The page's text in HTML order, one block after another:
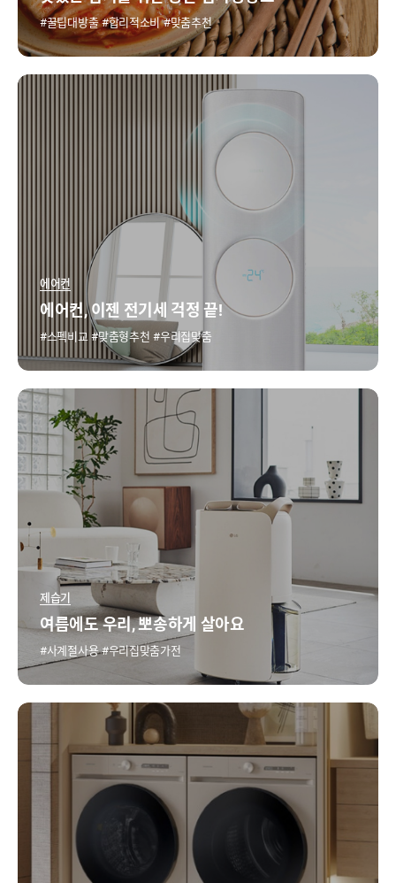
꿀팁대방출 합리적소비 맞춤추천
에어컨
에어컨, 이젠 전기세 걱정 끝!
스펙비교 맞춤형추천 우리집맞춤
제습기
여름에도 우리, 뽀송하게 살아요
사계절사용 우리집맞춤가전